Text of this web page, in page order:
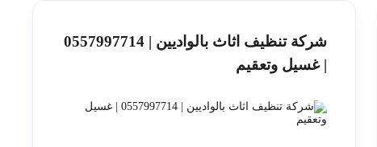
شركة تنظيف اثاث بالواديين | 0557997714
| غسيل وتعقيم